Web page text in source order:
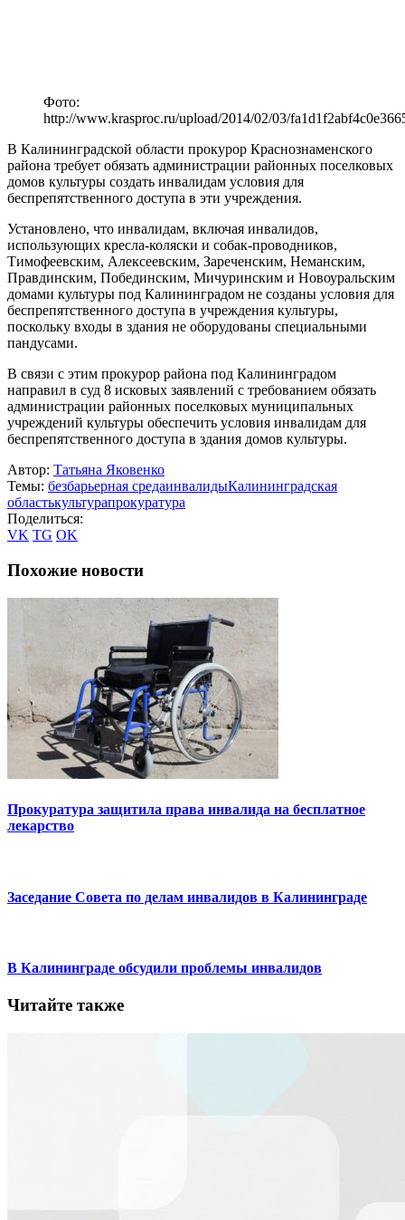
Фото:
http://www.krasproc.ru/upload/2014/02/03/
В Калининградской области прокурор Краснознаменского
района требует обязать администрации районных поселковых
домов культуры создать инвалидам условия для
беспрепятственного доступа в эти учреждения.
Установлено, что инвалидам, включая инвалидов,
использующих кресла-коляски и собак-проводников,
Тимофеевским, Алексеевским, Зареченским, Неманским,
Правдинским, Побединским, Мичуринским и Новоуральским
домами культуры под Калининградом не созданы условия для
беспрепятственного доступа в учреждения культуры,
поскольку входы в здания не оборудованы специальными
пандусами.
В связи с этим прокурор района под Калининградом
направил в суд 8 исковых заявлений с требованием обязать
администрации районных поселковых муниципальных
учреждений культуры обеспечить условия инвалидам для
беспрепятственного доступа в здания домов культуры.
Автор: Татьяна Яковенко
Темы: безбарьерная средаинвалидыКалининградская
областькультурапрокуратура
Поделиться:
VK TG OK
Похожие новости
Прокуратура защитила права инвалида на бесплатное
лекарство
Заседание Совета по делам инвалидов в Калининграде
В Калининграде обсудили проблемы инвалидов
Читайте также